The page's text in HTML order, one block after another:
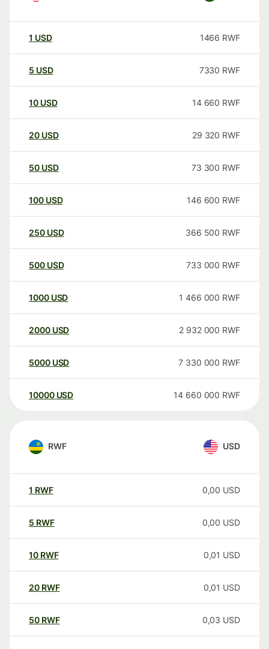
1 USD 1466 RWF
5 USD 7330 RWF
10 USD 14 660 RWF
20 USD 29 320 RWF
50 USD 73 300 RWF
100 USD 146 600 RWF
250 USD 366 500 RWF
500 USD 733 000 RWF
1000 USD 1 466 000 RWF
2000 USD 2 932 000 RWF
5000 USD 7 330 000 RWF
10000 USD 14 660 000 RWF
RWF USD
1 RWF 0,00 USD
5 RWF 0,00 USD
10 RWF 0,01 USD
20 RWF 0,01 USD
50 RWF 0,03 USD